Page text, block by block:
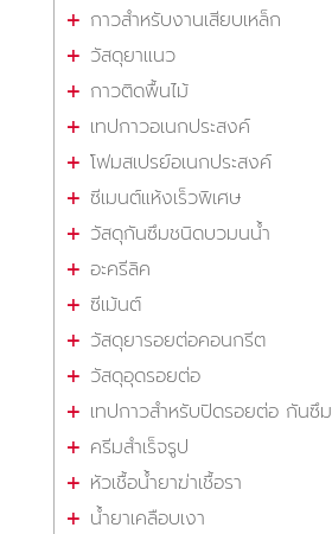
กาวสำหรับงานเสียบเหล็ก
วัสดุยาแนว
กาวติดพื้นไม้
เทปกาวอเนกประสงค์
โฟมสเปรย์อเนกประสงค์
ซีเมนต์แห้งเร็วพิเศษ
วัสดุกันซึมชนิดบวมนน้ำ
อะครีลิค
ซีเม้นต์
วัสดุยารอยต่อคอนกรีต
วัสดุอุดรอยต่อ
เทปกาวสำหรับปิดรอยต่อ กันซึม
ครีมสำเร็จรูป
หัวเชื้อน้ำยาฆ่าเชื้อรา
น้ำยาเคลือบเงา